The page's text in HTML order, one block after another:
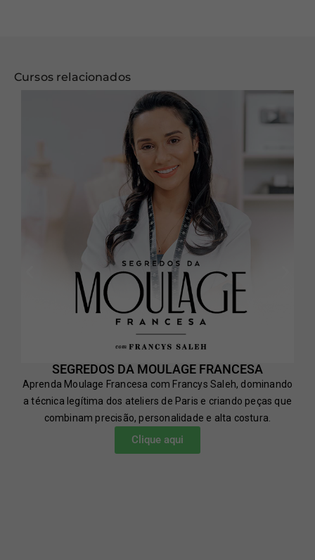
Cursos relacionados
SEGREDOS DA MOULAGE FRANCESA
Aprenda Moulage Francesa com Francys Saleh, dominando
a técnica legítima dos ateliers de Paris e criando peças que
combinam precisão, personalidade e alta costura.
Clique aqui